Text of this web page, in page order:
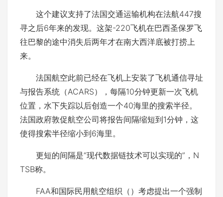
这个建议支持了法国交通运输机构在法航447搜
寻之后6年来的发现。这架-220飞机在巴西圣保罗飞
往巴黎的途中消失后两年才在南大西洋底被打捞上
来。
法国航空此前已经在飞机上安装了飞机通信寻址
与报告系统（ACARS），每隔10分钟更新一次飞机
位置，水下失踪以后创造一个40海里的搜索半径。
法国政府敦促航空公司将报告间隔缩短到1分钟，这
使得搜索半径缩小到6海里。
更短的间隔是“现代数据链技术可以实现的”，N
TSB称。
FAA和国际民用航空组织（）考虑提出一个强制